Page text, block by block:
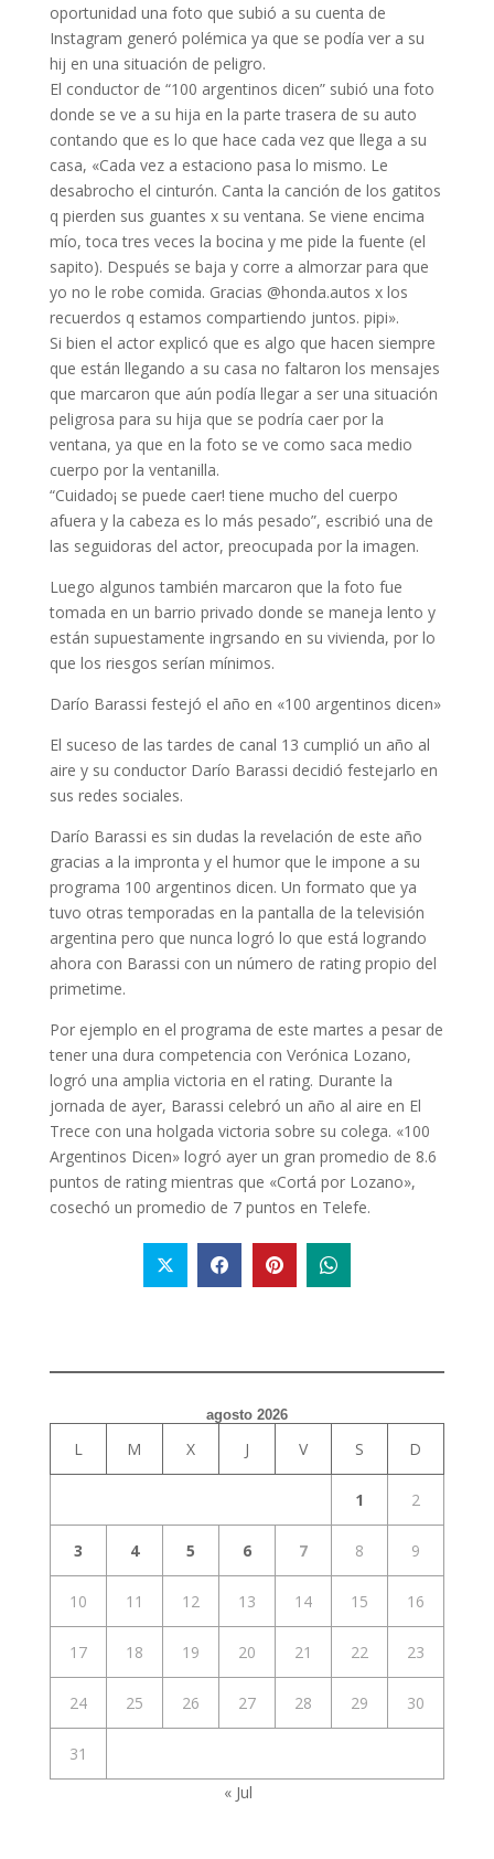
oportunidad una foto que subió a su cuenta de
Instagram generó polémica ya que se podía ver a su
hij en una situación de peligro.
El conductor de “100 argentinos dicen” subió una foto
donde se ve a su hija en la parte trasera de su auto
contando que es lo que hace cada vez que llega a su
casa, «Cada vez a estaciono pasa lo mismo. Le
desabrocho el cinturón. Canta la canción de los gatitos
q pierden sus guantes x su ventana. Se viene encima
mío, toca tres veces la bocina y me pide la fuente (el
sapito). Después se baja y corre a almorzar para que
yo no le robe comida. Gracias @honda.autos x los
recuerdos q estamos compartiendo juntos. pipi».
Si bien el actor explicó que es algo que hacen siempre
que están llegando a su casa no faltaron los mensajes
que marcaron que aún podía llegar a ser una situación
peligrosa para su hija que se podría caer por la
ventana, ya que en la foto se ve como saca medio
cuerpo por la ventanilla.
“Cuidado¡ se puede caer! tiene mucho del cuerpo
afuera y la cabeza es lo más pesado”, escribió una de
las seguidoras del actor, preocupada por la imagen.
Luego algunos también marcaron que la foto fue
tomada en un barrio privado donde se maneja lento y
están supuestamente ingrsando en su vivienda, por lo
que los riesgos serían mínimos.
Darío Barassi festejó el año en «100 argentinos dicen»
El suceso de las tardes de canal 13 cumplió un año al
aire y su conductor Darío Barassi decidió festejarlo en
sus redes sociales.
Darío Barassi es sin dudas la revelación de este año
gracias a la impronta y el humor que le impone a su
programa 100 argentinos dicen. Un formato que ya
tuvo otras temporadas en la pantalla de la televisión
argentina pero que nunca logró lo que está logrando
ahora con Barassi con un número de rating propio del
primetime.
Por ejemplo en el programa de este martes a pesar de
tener una dura competencia con Verónica Lozano,
logró una amplia victoria en el rating. Durante la
jornada de ayer, Barassi celebró un año al aire en El
Trece con una holgada victoria sobre su colega. «100
Argentinos Dicen» logró ayer un gran promedio de 8.6
puntos de rating mientras que «Cortá por Lozano»,
cosechó un promedio de 7 puntos en Telefe.
agosto 2026
L M X J V S D
1 2
3 4 5 6 7 8 9
10 11 12 13 14 15 16
17 18 19 20 21 22 23
24 25 26 27 28 29 30
31
« Jul